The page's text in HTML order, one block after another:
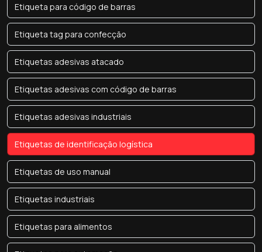
Etiqueta para código de barras
Etiqueta tag para confecção
Etiquetas adesivas atacado
Etiquetas adesivas com código de barras
Etiquetas adesivas industriais
Etiquetas de identificação logística
Etiquetas de uso manual
Etiquetas industriais
Etiquetas para alimentos